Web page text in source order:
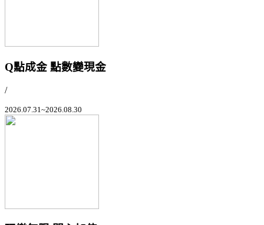
Q點成金 點數變現金
/
2026.07.31~2026.08.30